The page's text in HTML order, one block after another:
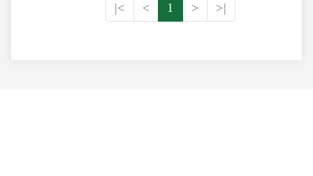
|< < 1 > >|